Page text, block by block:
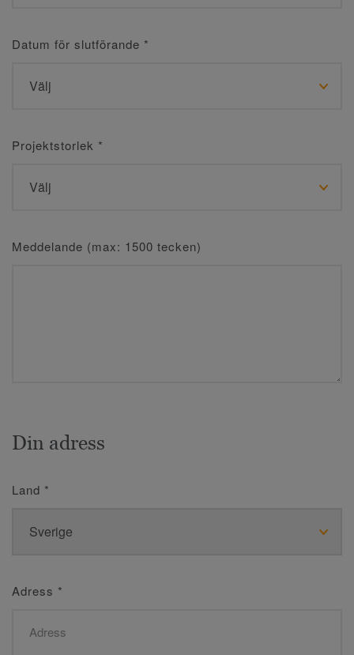
Datum för slutförande *
Projektstorlek *
Meddelande (max: 1500 tecken)
Din adress
Land *
Adress *